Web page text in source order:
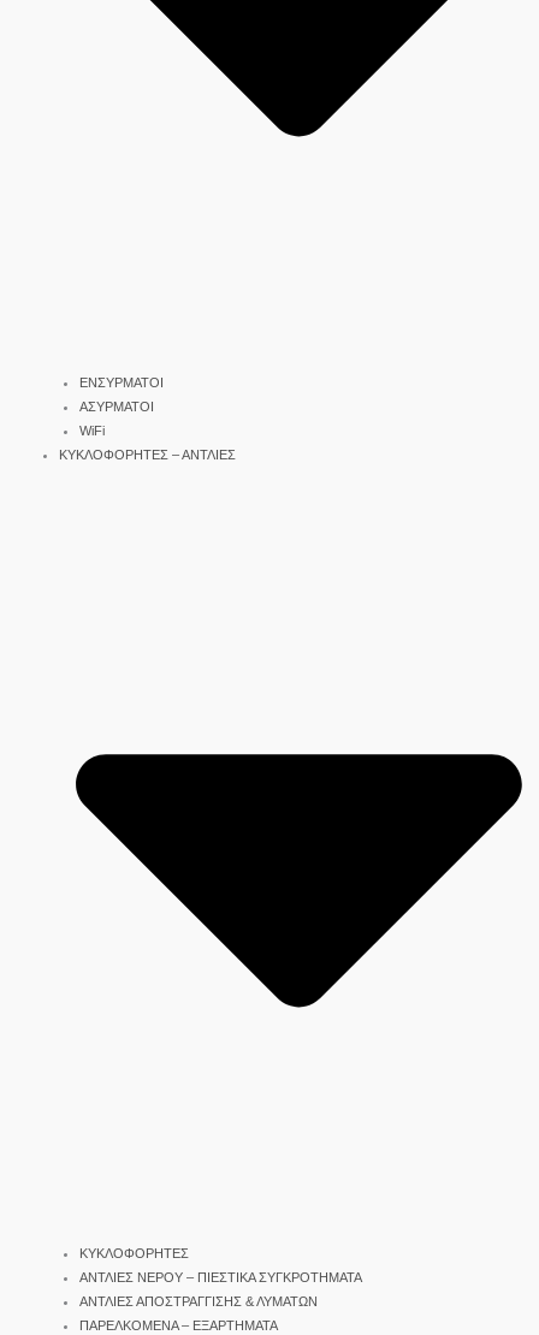
ΕΝΣΥΡΜΑΤΟΙ
ΑΣΥΡΜΑΤΟΙ
WiFi
ΚΥΚΛΟΦΟΡΗΤΕΣ – ΑΝΤΛΙΕΣ
ΚΥΚΛΟΦΟΡΗΤΕΣ
ΑΝΤΛΙΕΣ ΝΕΡΟΥ – ΠΙΕΣΤΙΚΑ ΣΥΓΚΡΟΤΗΜΑΤΑ
ΑΝΤΛΙΕΣ ΑΠΟΣΤΡΑΓΓΙΣΗΣ & ΛΥΜΑΤΩΝ
ΠΑΡΕΛΚΟΜΕΝΑ – ΕΞΑΡΤΗΜΑΤΑ